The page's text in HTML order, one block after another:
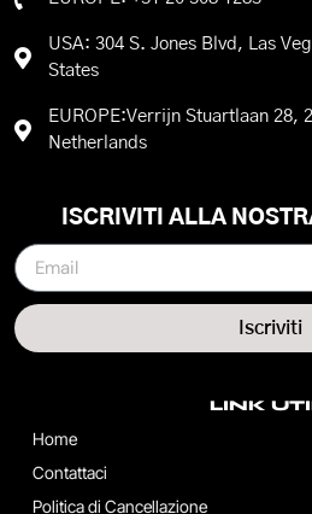
USA: 304 S. Jones Blvd, Las
States
EUROPE:Verrijn Stuartlaan 28,
Netherlands
LINK
Home
Contattaci
Politica di Cancellazione
ISCRIVITI ALLA
Iscriviti